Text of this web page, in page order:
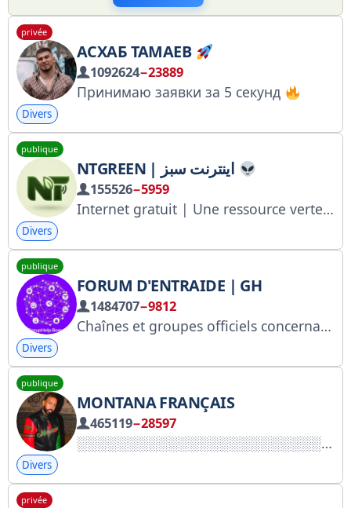
privée
АСХАБ ТАМАЕВ
1092624−23889
Принимаю заявки за 5 секунд
Divers
publique
155526−5959
Internet gratuit | Une ressource verte Internet gratuit pour tous
Divers
publique
FORUM D'ENTRAIDE | GH
1484707−9812
Chaînes et groupes officiels concernant @GHelpBot
Divers
publique
MONTANA FRANÇAIS
465119−28597
Divers
privée